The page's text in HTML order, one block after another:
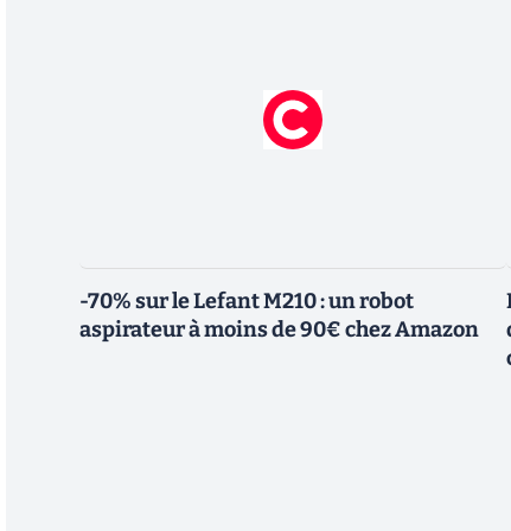
-70% sur le Lefant M210 : un robot
aspirateur à moins de 90€ chez Amazon